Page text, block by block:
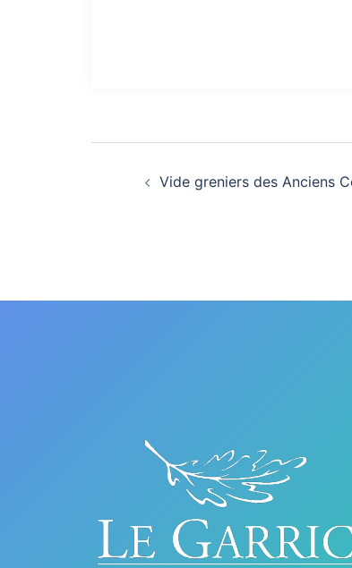
Navigation
Vide greniers des Anciens